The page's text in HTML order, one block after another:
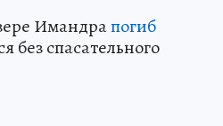
Имандрапогиб
без спасательного